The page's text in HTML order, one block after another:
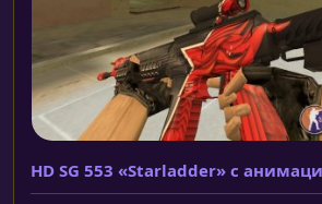
HD SG 553 «Starladder» с